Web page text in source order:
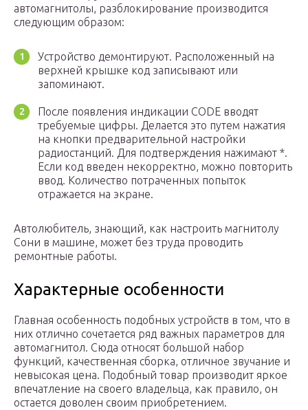
автомагнитолы, разблокирование производится
следующим образом:
Устройство демонтируют. Расположенный на
верхней крышке код записывают или
запоминают.
После появления индикации CODE вводят
требуемые цифры. Делается это путем нажатия
на кнопки предварительной настройки
радиостанций. Для подтверждения нажимают *.
Если код введен некорректно, можно повторить
ввод. Количество потраченных попыток
отражается на экране.
Автолюбитель, знающий, как настроить магнитолу
Сони в машине, может без труда проводить
ремонтные работы.
Характерные особенности
Главная особенность подобных устройств в том, что в
них отлично сочетается ряд важных параметров для
автомагнитол. Сюда относят большой набор
функций, качественная сборка, отличное звучание и
невысокая цена. Подобный товар производит яркое
впечатление на своего владельца, как правило, он
остается доволен своим приобретением.